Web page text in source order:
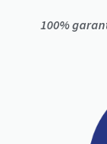
100%